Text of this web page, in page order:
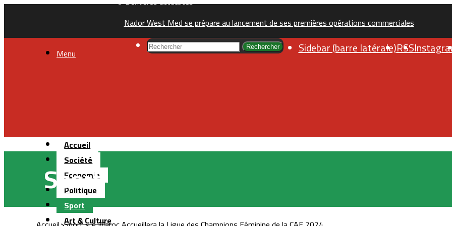
Nador West Med se prépare au lancement de ses premières opérations commerciales
Rechercher Sidebar (barre latérale)RSS
Menu
Accueil
Société
Economie
Politique
Sport
Art & Culture
Sport